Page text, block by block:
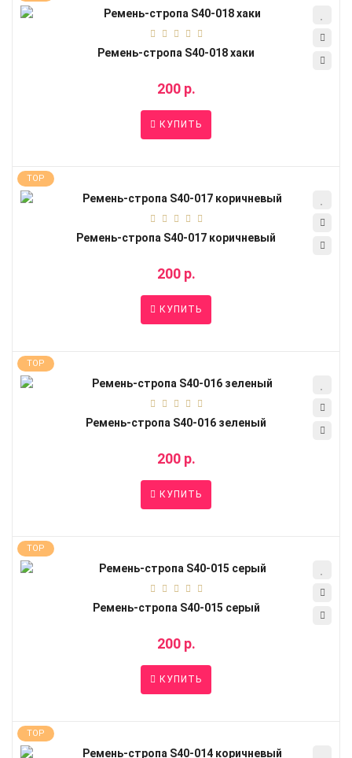
Ремень-стропа S40-018 хаки
200 р.
КУПИТЬ
TOP
Ремень-стропа S40-017 коричневый
200 р.
КУПИТЬ
TOP
Ремень-стропа S40-016 зеленый
200 р.
КУПИТЬ
TOP
Ремень-стропа S40-015 серый
200 р.
КУПИТЬ
TOP